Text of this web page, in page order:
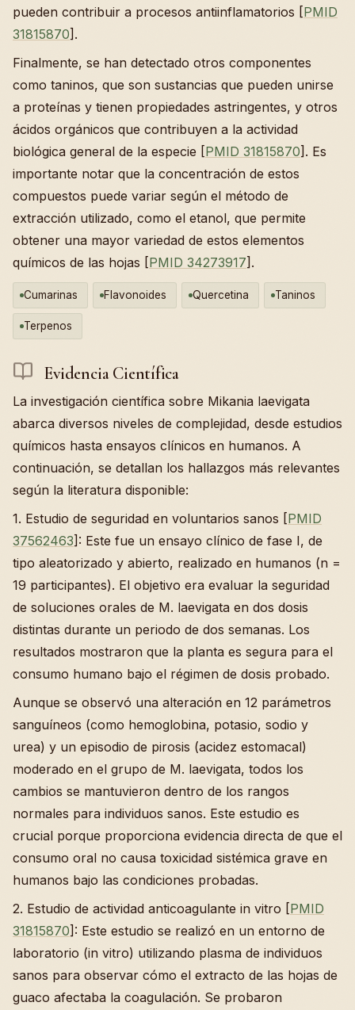
pueden contribuir a procesos antiinflamatorios [PMID
31815870].
Finalmente, se han detectado otros componentes
como taninos, que son sustancias que pueden unirse
a proteínas y tienen propiedades astringentes, y otros
ácidos orgánicos que contribuyen a la actividad
biológica general de la especie [PMID 31815870]. Es
importante notar que la concentración de estos
compuestos puede variar según el método de
extracción utilizado, como el etanol, que permite
obtener una mayor variedad de estos elementos
químicos de las hojas [PMID 34273917].
Cumarinas Flavonoides Quercetina Taninos
Terpenos
Evidencia Científica
La investigación científica sobre Mikania laevigata
abarca diversos niveles de complejidad, desde estudios
químicos hasta ensayos clínicos en humanos. A
continuación, se detallan los hallazgos más relevantes
según la literatura disponible:
1. Estudio de seguridad en voluntarios sanos [PMID
37562463]: Este fue un ensayo clínico de fase I, de
tipo aleatorizado y abierto, realizado en humanos (n =
19 participantes). El objetivo era evaluar la seguridad
de soluciones orales de M. laevigata en dos dosis
distintas durante un periodo de dos semanas. Los
resultados mostraron que la planta es segura para el
consumo humano bajo el régimen de dosis probado.
Aunque se observó una alteración en 12 parámetros
sanguíneos (como hemoglobina, potasio, sodio y
urea) y un episodio de pirosis (acidez estomacal)
moderado en el grupo de M. laevigata, todos los
cambios se mantuvieron dentro de los rangos
normales para individuos sanos. Este estudio es
crucial porque proporciona evidencia directa de que el
consumo oral no causa toxicidad sistémica grave en
humanos bajo las condiciones probadas.
2. Estudio de actividad anticoagulante in vitro [PMID
31815870]: Este estudio se realizó en un entorno de
laboratorio (in vitro) utilizando plasma de individuos
sanos para observar cómo el extracto de las hojas de
guaco afectaba la coagulación. Se probaron